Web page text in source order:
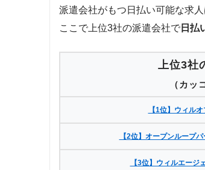
派遣会社がもつ日払い可能な求
ここで上位3社の派遣会社で 日払
上位3
（カッ
【1位】ウィルオ
【2位】オープンループ
【3位】ウィルエージ